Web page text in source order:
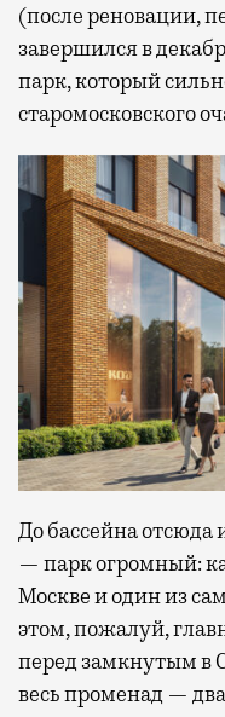
(после реновации,
завершился в
парк, который
старомосковского
До бассейна
— парк огромный:
Москве и один из
этом, пожалуй,
перед замкнутым в
весь променад —